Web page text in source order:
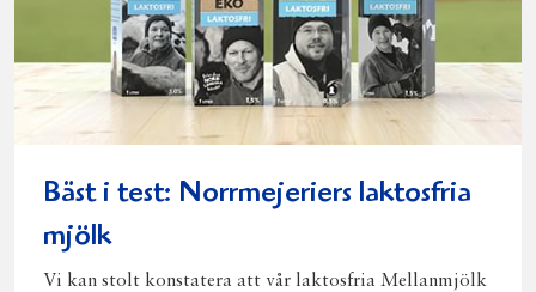
Bäst i test: Norrmejeriers laktosfria
mjölk
Vi kan stolt konstatera att vår laktosfria Mellanmjölk